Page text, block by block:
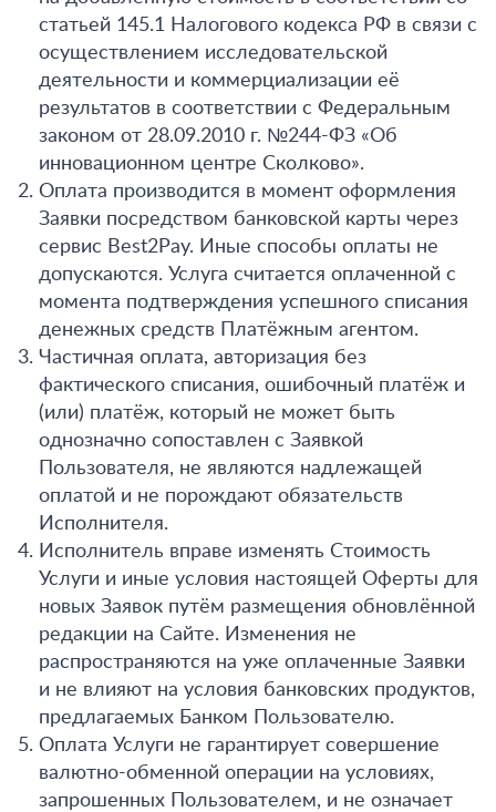
статьей 145.1 Налогового кодекса РФ в связи с
осуществлением исследовательской
деятельности и коммерциализации её
результатов в соответствии с Федеральным
законом от 28.09.2010 г. №244-ФЗ «Об
инновационном центре Сколково».
Оплата производится в момент оформления
Заявки посредством банковской карты через
сервис Best2Pay. Иные способы оплаты не
допускаются. Услуга считается оплаченной с
момента подтверждения успешного списания
денежных средств Платёжным агентом.
Частичная оплата, авторизация без
фактического списания, ошибочный платёж и
(или) платёж, который не может быть
однозначно сопоставлен с Заявкой
Пользователя, не являются надлежащей
оплатой и не порождают обязательств
Исполнителя.
Исполнитель вправе изменять Стоимость
Услуги и иные условия настоящей Оферты для
новых Заявок путём размещения обновлённой
редакции на Сайте. Изменения не
распространяются на уже оплаченные Заявки
и не влияют на условия банковских продуктов,
предлагаемых Банком Пользователю.
Оплата Услуги не гарантирует совершение
валютно-обменной операции на условиях,
запрошенных Пользователем, и не означает